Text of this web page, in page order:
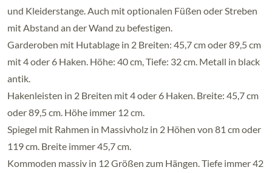
und Kleiderstange. Auch mit optionalen Füßen oder Streben
mit Abstand an der Wand zu befestigen.
Garderoben mit Hutablage in 2 Breiten: 45,7 cm oder 89,5 cm
mit 4 oder 6 Haken. Höhe: 40 cm, Tiefe: 32 cm. Metall in black
antik.
Hakenleisten in 2 Breiten mit 4 oder 6 Haken. Breite: 45,7 cm
oder 89,5 cm. Höhe immer 12 cm.
Spiegel mit Rahmen in Massivholz in 2 Höhen von 81 cm oder
119 cm. Breite immer 45,7 cm.
Kommoden massiv in 12 Größen zum Hängen. Tiefe immer 42